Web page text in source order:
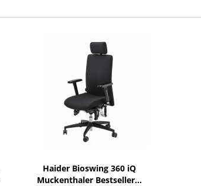
Haider Bioswing 360 iQ
Muckenthaler Bestseller...